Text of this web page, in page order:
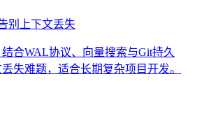
别上下文丢失
合WAL协议、向量搜索与Git持久
失难题，适合长期复杂项目开发。